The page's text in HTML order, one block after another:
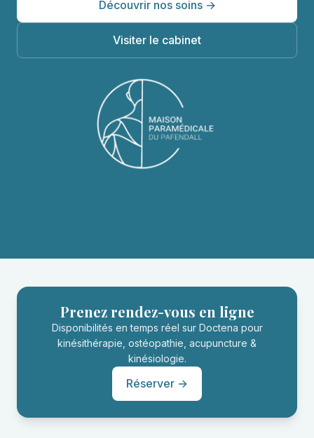
Découvrir nos soins →
Visiter le cabinet
Prenez rendez-vous en ligne
Disponibilités en temps réel sur Doctena pour
kinésithérapie, ostéopathie, acupuncture &
kinésiologie.
Réserver →